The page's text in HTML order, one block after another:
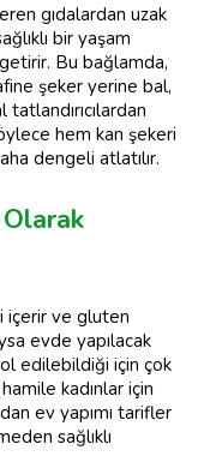
gıdalardan uzak
bir yaşam
Bu bağlamda,
şeker yerine bal,
hem kan şekeri
dengeli atlatılır.
içerir ve gluten
evde yapılacak
edilebildiği için çok
kadınlar için
ev yapımı tarifler
sağlıklı